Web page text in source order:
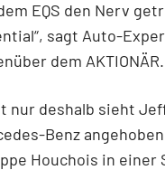
EQS den Nerv
sagt Auto-
dem AKTIONÄR.
nur deshalb sieht
Benz
Houchois in